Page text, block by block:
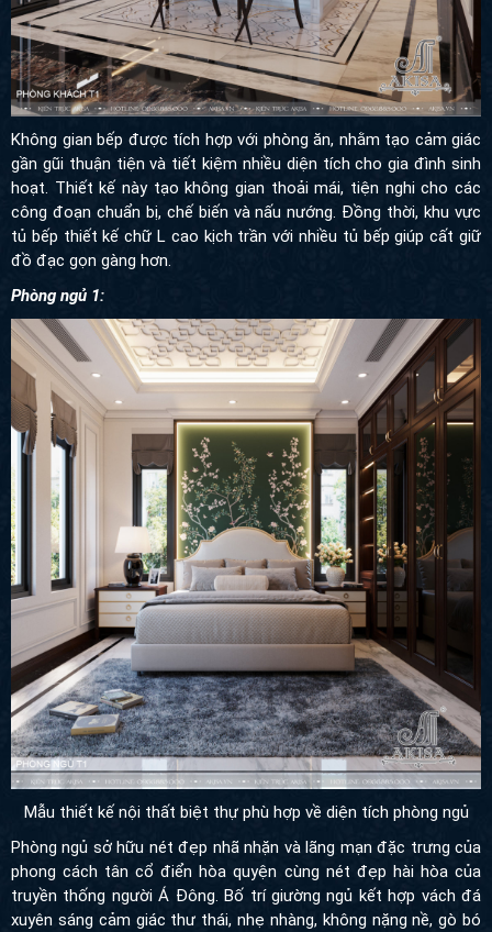
Không gian bếp được tích hợp với phòng ăn, nhằm tạo cảm giác
gần gũi thuận tiện và tiết kiệm nhiều diện tích cho gia đình sinh
hoạt. Thiết kế này tạo không gian thoải mái, tiện nghi cho các
công đoạn chuẩn bị, chế biến và nấu nướng. Đồng thời, khu vực
tủ bếp thiết kế chữ L cao kịch trần với nhiều tủ bếp giúp cất giữ
đồ đạc gọn gàng hơn.
Phòng ngủ 1:
Mẫu thiết kế nội thất biệt thự phù hợp về diện tích phòng ngủ
Phòng ngủ sở hữu nét đẹp nhã nhặn và lãng mạn đặc trưng của
phong cách tân cổ điển hòa quyện cùng nét đẹp hài hòa của
truyền thống người Á Đông. Bố trí giường ngủ kết hợp vách đá
xuyên sáng cảm giác thư thái, nhẹ nhàng, không nặng nề, gò bó